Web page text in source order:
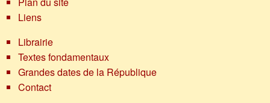
Liens
Librairie
Textes fondamentaux
Grandes dates de la République
Contact